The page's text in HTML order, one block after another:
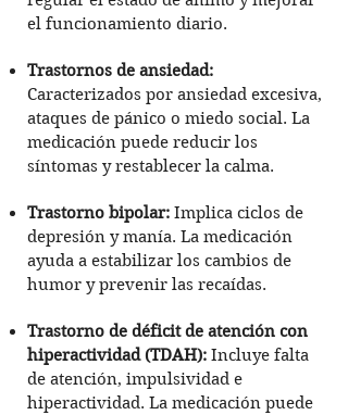
el funcionamiento diario.
Trastornos de ansiedad:
Caracterizados por ansiedad excesiva,
ataques de pánico o miedo social. La
medicación puede reducir los
síntomas y restablecer la calma.
Trastorno bipolar: Implica ciclos de
depresión y manía. La medicación
ayuda a estabilizar los cambios de
humor y prevenir las recaídas.
Trastorno de déficit de atención con
hiperactividad (TDAH): Incluye falta
de atención, impulsividad e
hiperactividad. La medicación puede